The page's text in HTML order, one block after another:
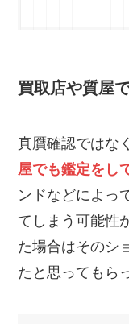
買取店や質屋
真贋確認ではな
屋でも鑑定をし
ンドなどによっ
てしまう可能性
た場合はそのシ
たと思ってもら